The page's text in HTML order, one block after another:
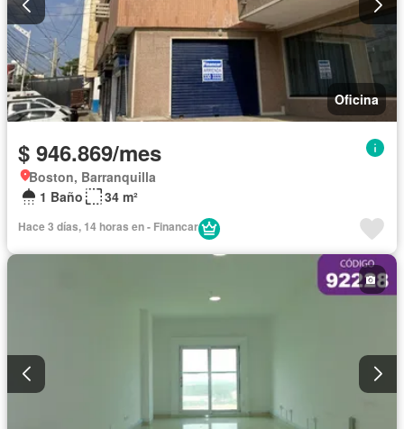
Oficina
$ 946.869/mes
Boston, Barranquilla
1 Baño
34 m²
Hace 3 días, 14 horas en - Financar